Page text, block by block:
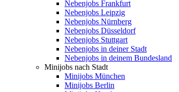
Nebenjobs Frankfurt
Nebenjobs Leipzig
Nebenjobs Nürnberg
Nebenjobs Düsseldorf
Nebenjobs Stuttgart
Nebenjobs in deiner Stadt
Nebenjobs in deinem Bundesland
Minijobs nach Stadt
Minijobs München
Minijobs Berlin